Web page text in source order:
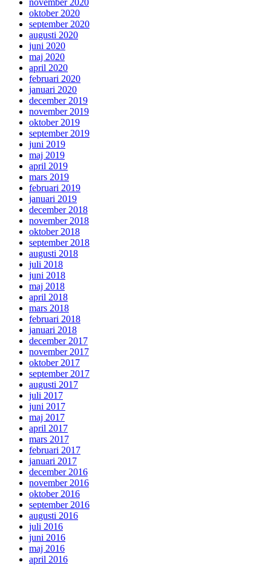
oktober 2020
september 2020
augusti 2020
juni 2020
maj 2020
april 2020
februari 2020
januari 2020
december 2019
november 2019
oktober 2019
september 2019
juni 2019
maj 2019
april 2019
mars 2019
februari 2019
januari 2019
december 2018
november 2018
oktober 2018
september 2018
augusti 2018
juli 2018
juni 2018
maj 2018
april 2018
mars 2018
februari 2018
januari 2018
december 2017
november 2017
oktober 2017
september 2017
augusti 2017
juli 2017
juni 2017
maj 2017
april 2017
mars 2017
februari 2017
januari 2017
december 2016
november 2016
oktober 2016
september 2016
augusti 2016
juli 2016
juni 2016
maj 2016
april 2016